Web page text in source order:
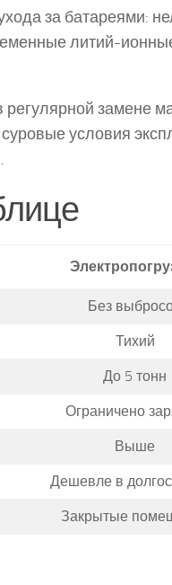
за батареями:
литий-
замене
условия
Без
Тихий
До 5 тонн
Ограничено
Выше
Дешевле в
Закрытые